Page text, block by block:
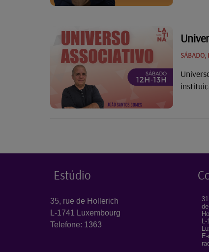
SÁBADO,
Estúdio
35, rue de Hollerich
L-1741 Luxembourg
Telefone: 1363
de
L-